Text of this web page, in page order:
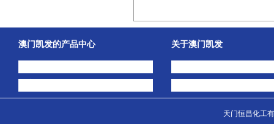
澳门凯发的产品中心 关于澳门凯发
天门恒昌化工